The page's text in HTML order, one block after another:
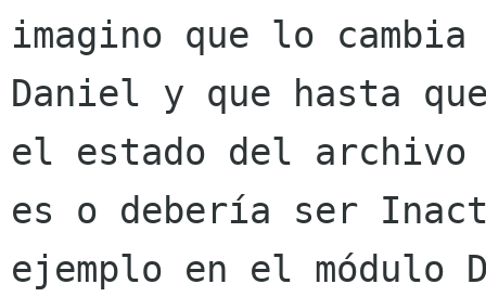
imagino que lo cambia
Daniel y que hasta
el estado del archivo
es o debería ser
ejemplo en el módulo